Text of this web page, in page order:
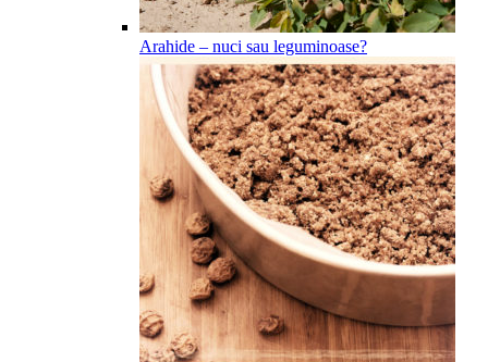
Arahide – nuci sau leguminoase?